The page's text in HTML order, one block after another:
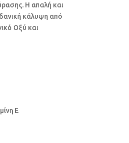
Η απαλή και
κάλυψη από
Οξύ και
Ε